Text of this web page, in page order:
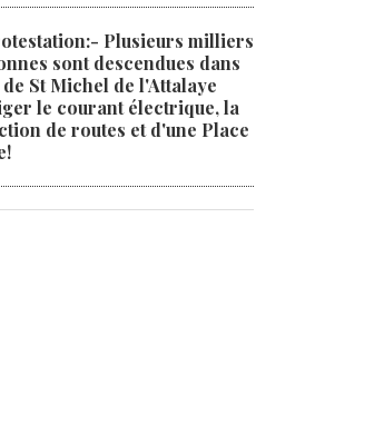
Plusieurs milliers
sont descendues dans
St Michel de l'Attalaye
le courant électrique, la
de routes et d'une Place